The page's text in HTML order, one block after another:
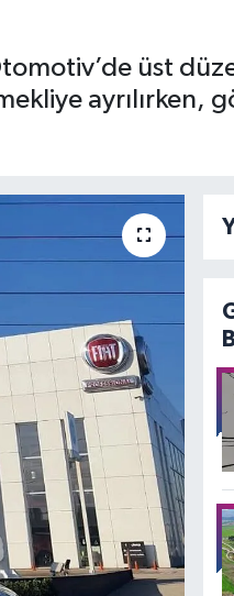
üst
ayrılırken,